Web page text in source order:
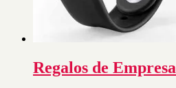
Regalos de Empresa